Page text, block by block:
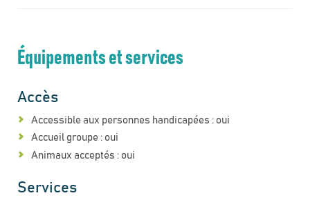
Équipements et services
Accès
Accessible aux personnes handicapées : oui
Accueil groupe : oui
Animaux acceptés : oui
Services